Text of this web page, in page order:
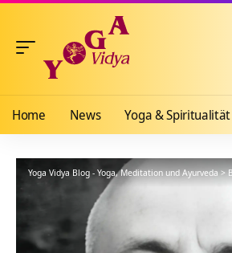
Home News Yoga & Spiritualität
Yoga Vidya Blog - Yoga, Meditation und Ayurveda>